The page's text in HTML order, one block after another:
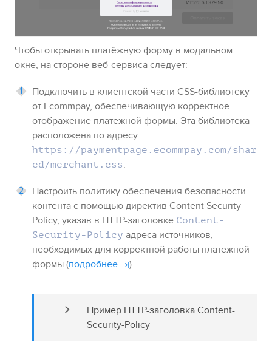
Чтобы открывать платёжную форму в модальном
окне, на стороне веб-сервиса следует:
Подключить в клиентской части CSS-библиотеку
от Ecommpay, обеспечивающую корректное
отображение платёжной формы. Эта библиотека
расположена по адресу
https://paymentpage.ecommpay.com/shar
ed/merchant.css.
Настроить политику обеспечения безопасности
контента с помощью директив Content Security
Policy, указав в HTTP-заголовке Content-
Security-Policy адреса источников,
необходимых для корректной работы платёжной
формы (подробнее ).
Пример HTTP-заголовка Content-
Security-Policy